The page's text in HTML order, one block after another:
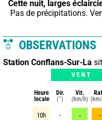
Cette nuit, larges
Pas de précipitations.
OBSERVATIONS
Station Conflans-Sur-La
VENT
Heure
locale
Dir.
(°)
Vit.
(km/h)
10h - - -